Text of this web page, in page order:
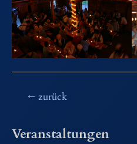
Beitragsnavigation
←zurück
Veranstaltungen